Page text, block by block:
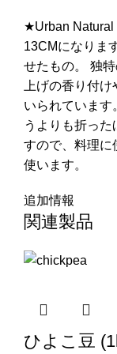
★Urban Natural
13CMになりま
せたもの。 独
上げの香り付
いられています
うよりも折っ
すので、料理に
使います。
追加情報
関連製品
ひよこ豆